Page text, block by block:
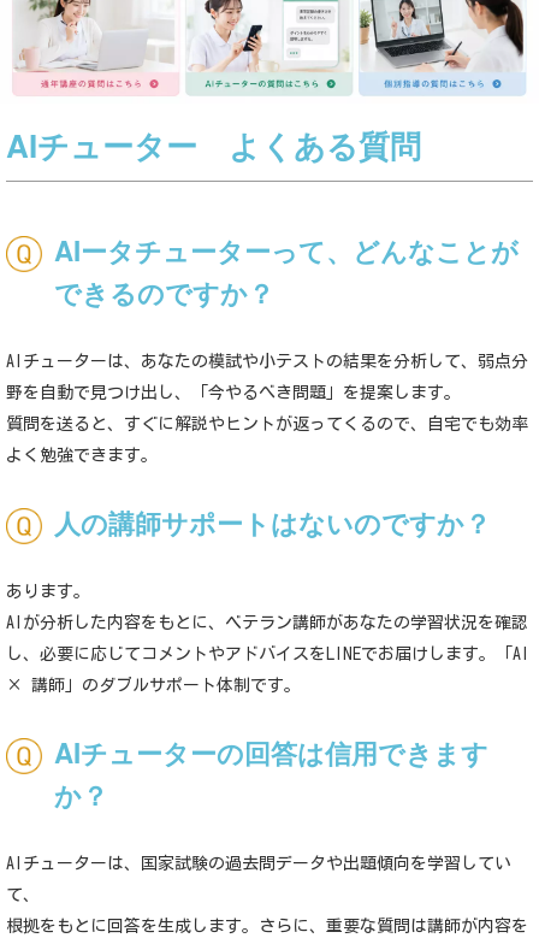
AIチューター よくある質問
AIータチューターって、どんなことが
できるのですか？
AI チューターは、あなたの模試や小テストの結果を分析して、弱点分
野を自動で見つけ出し、「今やるべき問題」を提案します。
質問を送ると、すぐに解説やヒントが返ってくるので、自宅でも効率
よく勉強できます。
人の講師サポートはないのですか？
あります。
AI が分析した内容をもとに、ベテラン講師があなたの学習状況を確認
し、必要に応じてコメントやアドバイスを LINEでお届けします。「 AI
× 講師」のダブルサポート体制です。
AIチューターの回答は信用できます
か？
AI チューターは、国家試験の過去問データや出題傾向を学習してい
て、
根拠をもとに回答を生成します。さらに、重要な質問は講師が内容を